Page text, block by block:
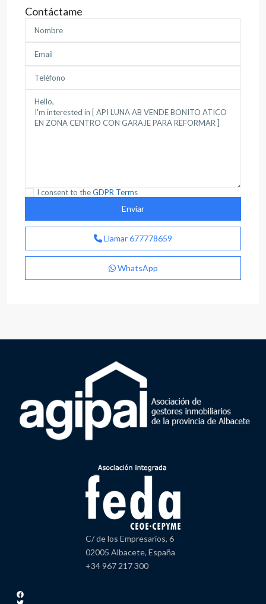
Contáctame
I consent to theGDPR Terms
Llamar677778659
WhatsApp
C/ de los Empresarios, 6
02005 Albacete, España
+34 967 217 300
Facebook